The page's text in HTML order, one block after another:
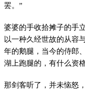
罢。”
婆婆的手收拾摊子的手
以一种久经世故的从容
年的鹅腿，当今的侍郎
湖上跑腿的，有什么资
那剑客听了，并未恼怒